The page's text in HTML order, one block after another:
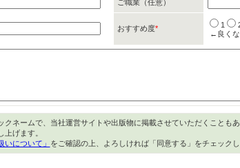
ご職業（任意）
おすすめ度* 1
←良く
ネームで、当社運営サイトや出版物に掲載させていただくことも
げます。
いについて」 をご確認の上、よろしければ「同意する」をチェックし